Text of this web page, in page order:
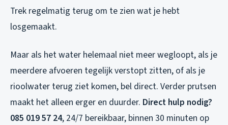
Trek regelmatig terug om te zien wat je hebt
losgemaakt.
Maar als het water helemaal niet meer wegloopt, als je
meerdere afvoeren tegelijk verstopt zitten, of als je
rioolwater terug ziet komen, bel direct. Verder prutsen
maakt het alleen erger en duurder. Direct hulp nodig?
085 019 57 24, 24/7 bereikbaar, binnen 30 minuten op